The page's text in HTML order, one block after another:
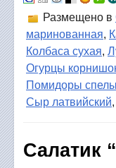
Размещено в
маринованная,
Колбаса сухая,
Огурцы
Помидоры
Сыр латвийский,
Салатик